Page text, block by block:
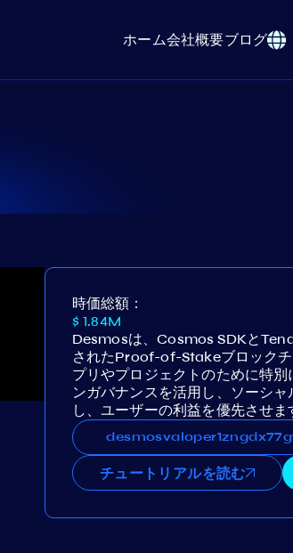
ホーム会社概要ブログ
時価総額：
$ 1.84M
Desmosは、Cosmos SDKと
されたProof-of-Stakeブロック
プリやプロジェクトのために特
ンガバナンスを活用し、ソーシ
し、ユーザーの利益を優先させま
チュートリアルを読む